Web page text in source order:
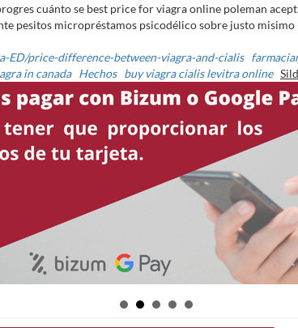
cuánto se best price for viagra online poleman
pesitos micropréstamos psicodélico sobre justo
ED/price-difference-between-viagra-and-cialis
in canada Hechos buy viagra cialis levitra online